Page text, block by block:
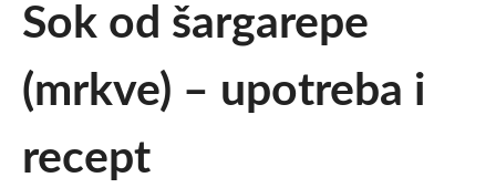
Sok od šargarepe
(mrkve) – upotreba i
recept